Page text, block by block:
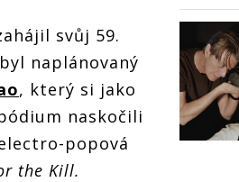
svůj 59.
naplánovaný
, který si jako
naskočili
popová
the Kill.